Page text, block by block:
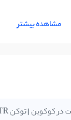
مشاهده بیشتر